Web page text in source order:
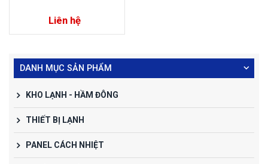
Liên hệ
DANH MỤC SẢN PHẨM
KHO LẠNH - HẦM ĐÔNG
THIẾT BỊ LẠNH
PANEL CÁCH NHIỆT